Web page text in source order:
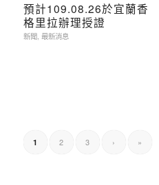
預計109.08.26於宜蘭香
格里拉辦理授證
新聞, 最新消息
1 2 3 › »